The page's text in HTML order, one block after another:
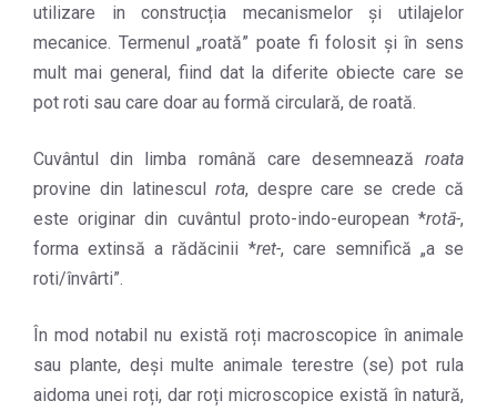
utilizare in construcția mecanismelor și utilajelor
mecanice. Termenul „roată” poate fi folosit și în sens
mult mai general, fiind dat la diferite obiecte care se
pot roti sau care doar au formă circulară, de roată.
Cuvântul din limba română care desemnează roata
provine din latinescul rota, despre care se crede că
este originar din cuvântul proto-indo-european *rotā-,
forma extinsă a rădăcinii *ret-, care semnifică „a se
roti/învârti”.
În mod notabil nu există roți macroscopice în animale
sau plante, deși multe animale terestre (se) pot rula
aidoma unei roți, dar roți microscopice există în natură,